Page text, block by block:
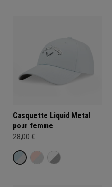
Casquette Liquid Metal
pour femme
28,00 €